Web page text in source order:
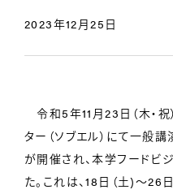
2023年12月25日
令和5年11月23日（木・
ター（ソブエル）にて一般
が開催され、本学フードビ
た。これは、18日（土)～26